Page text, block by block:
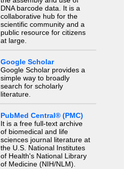
DNA barcode data. It is a
collaborative hub for the
scientific community and a
public resource for citizens
at large.
Google Scholar
Google Scholar provides a
simple way to broadly
search for scholarly
literature.
PubMed Central® (PMC)
It is a free full-text archive
of biomedical and life
sciences journal literature at
the U.S. National Institutes
of Health's National Library
of Medicine (NIH/NLM).